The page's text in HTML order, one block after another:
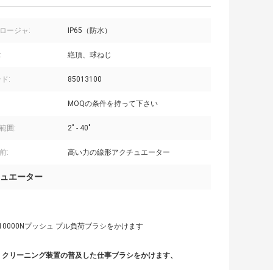
ージャ: IP65（防水）
絶頂、球ねじ
: 85013100
MOQの条件を持って下さい
囲: 2" - 40"
: 高い力の線形アクチュエーター
エーター
プッシュ プル負荷ブラシをかけます
リーニング装置の普及した仕事ブラシをかけます、